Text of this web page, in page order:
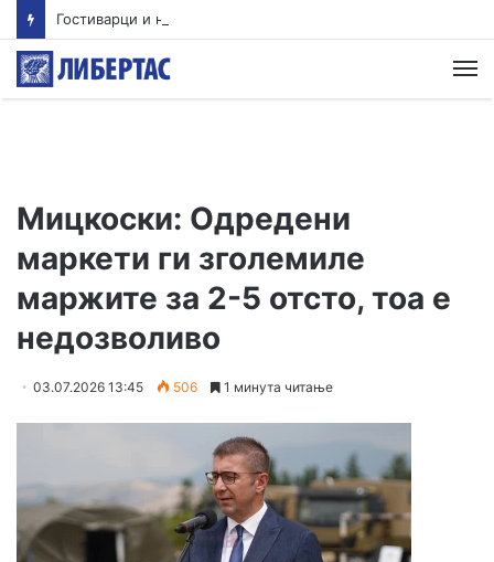
Гостиварци и натаму без пивка вода
Мицкоски: Одредени
маркети ги зголемиле
маржите за 2-5 отсто, тоа е
недозволиво
03.07.2026 13:45 506 1 минута читање